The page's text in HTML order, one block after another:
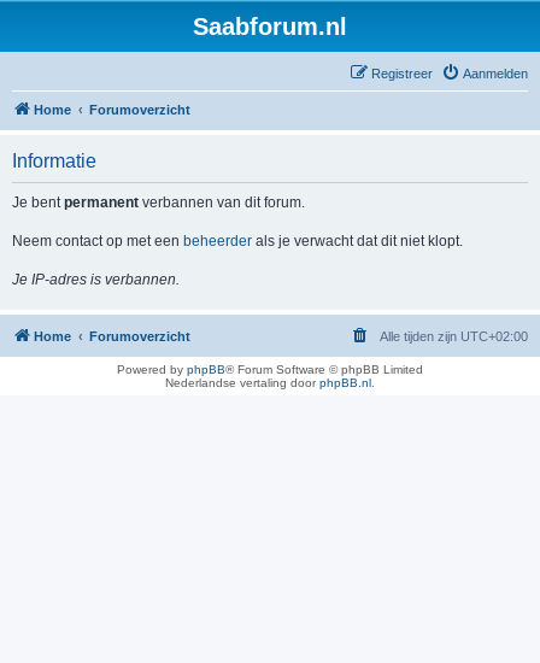
Saabforum.nl
Aanmelden
Registreer
Home Forumoverzicht
Informatie
Je bentpermanent verbannen van dit forum.
Neem contact op met een beheerder als je verwacht dat dit niet klopt.
Je IP-adres is verbannen.
Home Forumoverzicht Alle tijden zijn UTC+02:00
Powered by phpBB® Forum Software © phpBB Limited
Nederlandse vertaling doorphpBB.nl